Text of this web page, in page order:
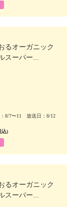
るオーガニック
スーパー...
8/7〜11 放送日：8/12
込)
るオーガニック
スーパー...